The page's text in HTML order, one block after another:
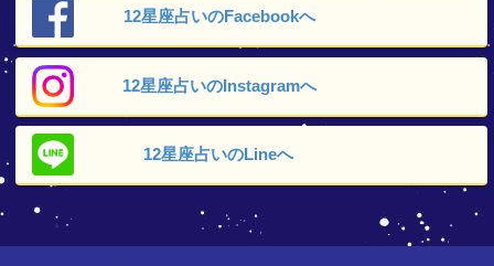
12星座占いのFacebookへ
12星座占いのInstagramへ
12星座占いのLineへ